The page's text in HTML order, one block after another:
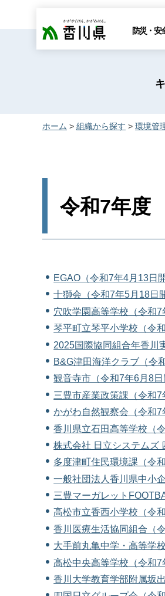
香川県 防災・安
ホーム > 組織から探す > 環境管
令和7年度
EGAO（令和7年4月13日
十獅会（令和7年5月18日
穴吹学園高等学校（令和7
琴平町立琴平小学校（令
2025国際協同組合年香川
B&G津田海洋クラブ（令
観音寺市（令和7年6月8日
三豊市産業政策課（令和7
かがわ自然観察会（令和7
香川県立石田高等学校（
株式会社 日立システムズ
多度津町住民環境課（令
一般社団法人香川県中小
三豊マーガレット
高松市立香西小学校（令
香川医療生活協同組合（
大手前丸亀中学・高等学
高松中央高等学校（令和7
香川大学教育学部附属坂